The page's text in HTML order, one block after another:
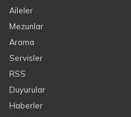
Aileler
Mezunlar
Arama
Servisler
RSS
Duyurular
Haberler